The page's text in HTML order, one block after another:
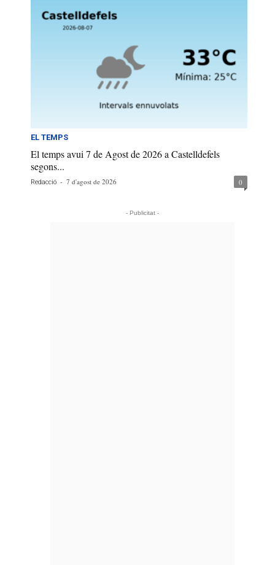
EL TEMPS
El temps avui 7 de Agost de 2026 a Castelldefels
segons...
Redacció - 7 d'agost de 2026 0
- Publicitat -